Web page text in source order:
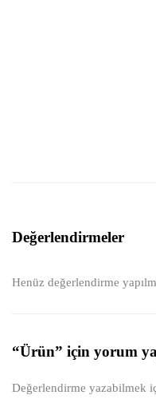
Değerlendirmeler
Henüz değerlendirme
“Ürün” için yorum
Değerlendirme yazabilmek